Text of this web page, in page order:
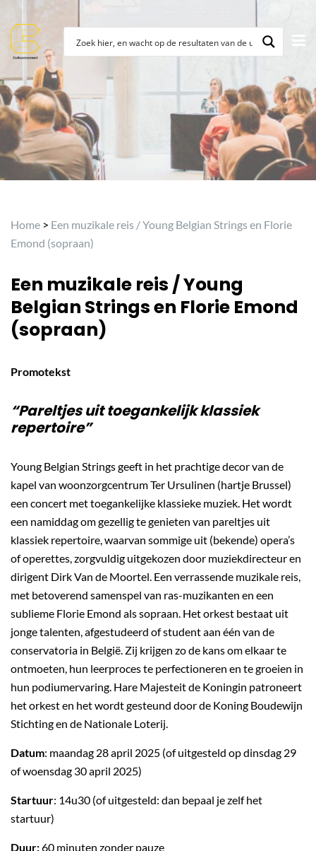
Archief
Home > Een muzikale reis / Young Belgian Strings en Florie
Emond (sopraan)
Een muzikale reis / Young
Belgian Strings en Florie Emond
(sopraan)
Promotekst
“Pareltjes uit toegankelijk klassiek
repertoire”
Young Belgian Strings geeft in het prachtige decor van de
kapel van woonzorgcentrum Ter Ursulinen (hartje Brussel)
een concert met toegankelijke klassieke muziek. Het wordt
een namiddag om gezellig te genieten van pareltjes uit
klassiek repertoire, waarvan sommige uit (bekende) opera’s
of operettes, zorgvuldig uitgekozen door muziekdirecteur en
dirigent Dirk Van de Moortel. Een verrassende muzikale reis,
met betoverend samenspel van ras-muzikanten en een
sublieme Florie Emond als sopraan. Het orkest bestaat uit
jonge talenten, afgestudeerd of student aan één van de
conservatoria in België. Zij krijgen zo de kans om elkaar te
ontmoeten, hun leerproces te perfectioneren en te groeien in
hun podiumervaring. Hare Majesteit de Koningin patroneert
het orkest en het wordt gesteund door de Koning Boudewijn
Stichting en de Nationale Loterij.
Datum: maandag 28 april 2025 (of uitgesteld op dinsdag 29
of woensdag 30 april 2025)
Startuur: 14u30 (of uitgesteld: dan bepaal je zelf het
startuur)
Duur:60 minuten zonder pauze